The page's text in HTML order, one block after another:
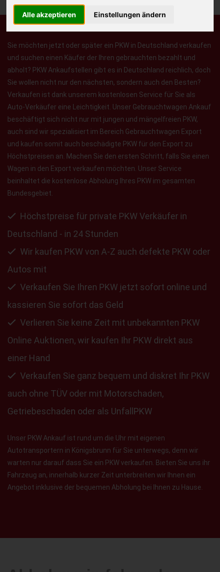
Alle akzeptieren Einstellungen ändern
Sie möchten jetzt oder später ein PKW in Deutschland verkaufen
und suchen einen Käufer der Ihren gebrauchten bezahlt und
abholt? PKW Ankaufstellen gibt es in Deutschland reichlich, doch
Sie wollen nicht nur den nächsten, sondern auch den Besten?
Verkaufen ist dank unserem kostenlosen Service für Sie als
Auto-Verkäufer eine Leichtigkeit. Unser Gebrauchtwagen Ankauf
beschäftigt sich nicht nur mit jungen und mängelfreien PKW,
auch sind wir spezialisiert im Bereich Gebrauchtwagen Export
und kaufen somit auch beschädigte PKW für den Export zu
Höchstpreisen an. Machen Sie den ersten Schritt, falls Sie einen
Wagen in den Export verkaufen möchten. Unser Service
beinhaltet die kostenlose Abholung Ihres PKW im gesamten
Bundesgebiet.
Höchstpreise für private PKW Verkäufer in
Deutschland - in 24 Stunden
Wir kaufen PKW von A-Z auch defekte PKW oder
Autos mit
Verkaufen Sie Ihren PKW jetzt sofort online und
kassieren Sie sofort das Geld
Verlieren Sie keine Zeit mit unbekannten PKW
Online Auktionen, wir kaufen Ihr PKW direkt aus
einer Hand
Verkaufen Sie ganz bequem und diskret Ihr PKW
auch ohne TÜV oder mit Motorschaden,
Getriebeschaden oder als UnfallPKW
Unser PKW Ankauf ist rund um die Uhr mit eigenen
Autotransportern in Königsbrunn für Sie unterwegs, denn wir
warten nur darauf dass Sie ein PKW verkaufen. Bieten Sie uns ihr
Fahrzeug an, innerhalb kurzer Zeit unterbreiten wir Ihnen ein
Angebot inklusive der bequemen Abholung bei Ihnen zu Hause.